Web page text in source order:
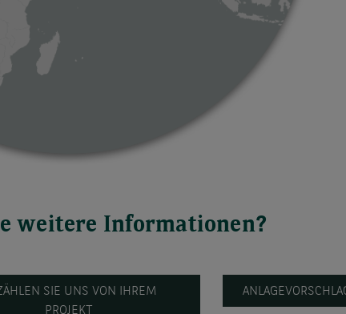
weitere Informationen?
SIE UNS VON IHREM
PROJEKT